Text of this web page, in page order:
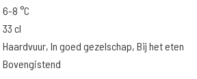
6-8 °C
33 cl
Haardvuur, In goed gezelschap, Bij het eten
Bovengistend